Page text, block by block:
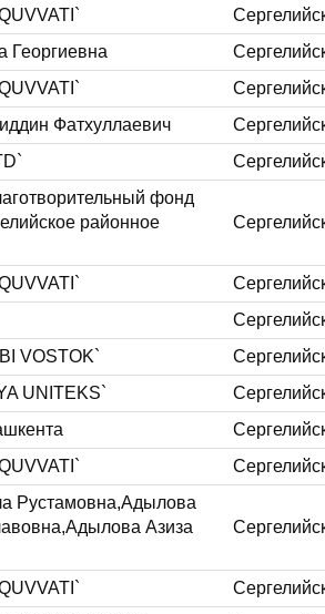
Фатхуллаевич
фонд
районное
VOSTOK`
UNITEKS`
Рустамовна,Адылова
Азиза